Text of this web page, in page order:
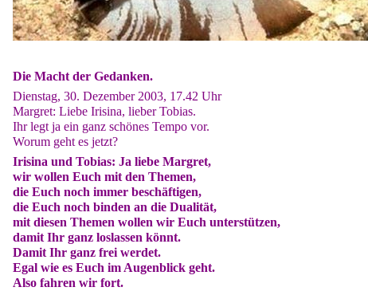
Die Macht der Gedanken.
Dienstag, 30. Dezember 2003, 17.42 Uhr
Margret: Liebe Irisina, lieber Tobias.
Ihr legt ja ein ganz schönes Tempo vor.
Worum geht es jetzt?
Irisina und Tobias: Ja liebe Margret,
wir wollen Euch mit den Themen,
die Euch noch immer beschäftigen,
die Euch noch binden an die Dualität,
mit diesen Themen wollen wir Euch unterstützen,
damit Ihr ganz loslassen könnt.
Damit Ihr ganz frei werdet.
Egal wie es Euch im Augenblick geht.
Also fahren wir fort.